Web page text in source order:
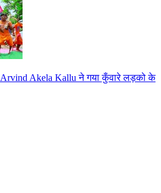
| Arvind Akela Kallu ने गया कुँवारे लड़को के